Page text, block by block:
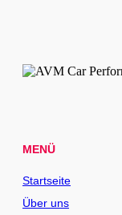
MENÜ
Startseite
Über uns